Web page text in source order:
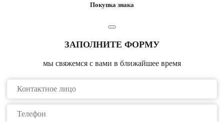
Покупка знака
ЗАПОЛНИТЕ ФОРМУ
мы свяжемся с вами в ближайшее время